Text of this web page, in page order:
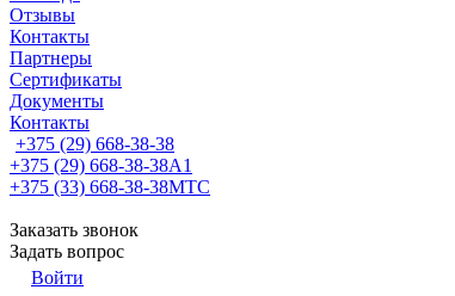
Отзывы
Контакты
Партнеры
Сертификаты
Документы
Контакты
+375 (29) 668-38-38
+375 (29) 668-38-38A1
+375 (33) 668-38-38МТС
Заказать звонок
Задать вопрос
Войти